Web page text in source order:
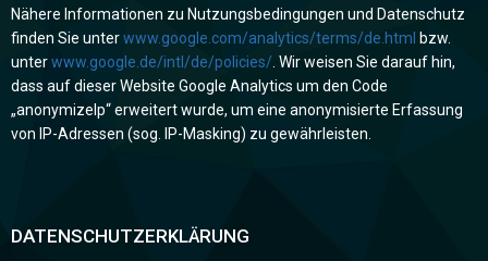
Nähere Informationen zu Nutzungsbedingungen und Datenschutz
finden Sie unterwww.google.com/analytics/terms/de.html bzw.
unterwww.google.de/intl/de/policies/. Wir weisen Sie darauf hin,
dass auf dieser Website Google Analytics um den Code
„anonymizeIp“ erweitert wurde, um eine anonymisierte Erfassung
von IP-Adressen (sog. IP-Masking) zu gewährleisten.
DATENSCHUTZERKLÄRUNG